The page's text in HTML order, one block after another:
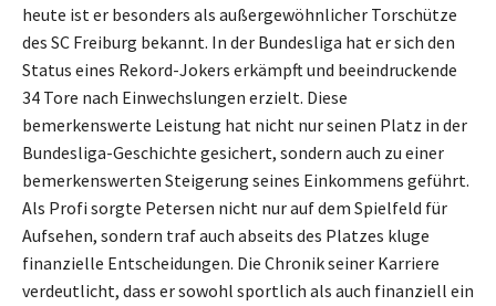
heute ist er besonders als außergewöhnlicher Torschütze
des SC Freiburg bekannt. In der Bundesliga hat er sich den
Status eines Rekord-Jokers erkämpft und beeindruckende
34 Tore nach Einwechslungen erzielt. Diese
bemerkenswerte Leistung hat nicht nur seinen Platz in der
Bundesliga-Geschichte gesichert, sondern auch zu einer
bemerkenswerten Steigerung seines Einkommens geführt.
Als Profi sorgte Petersen nicht nur auf dem Spielfeld für
Aufsehen, sondern traf auch abseits des Platzes kluge
finanzielle Entscheidungen. Die Chronik seiner Karriere
verdeutlicht, dass er sowohl sportlich als auch finanziell ein